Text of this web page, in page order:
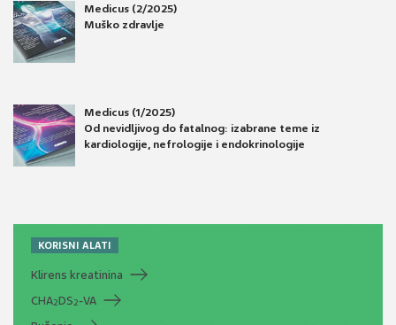
Medicus (2/2025)
Muško zdravlje
Medicus (1/2025)
Od nevidljivog do fatalnog: izabrane teme iz
kardiologije, nefrologije i endokrinologije
KORISNI ALATI
Klirens kreatinina
CHA2DS2-VA